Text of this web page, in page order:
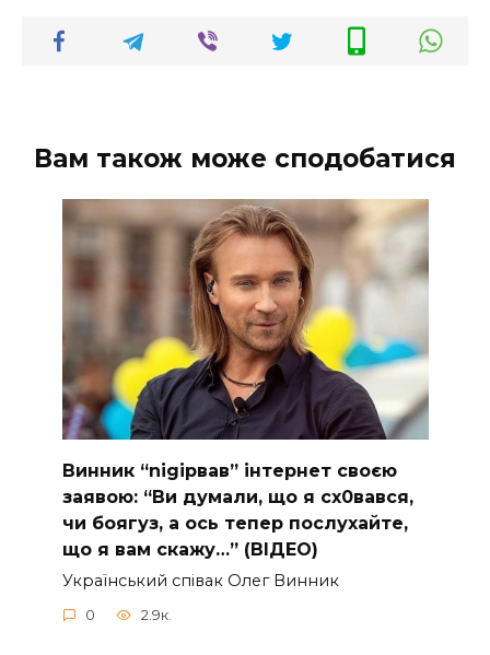
Вам також може сподобатися
Винник “nіgірвав” інтернет своєю
заявою: “Ви думали, що я сх0вався,
чи боягуз, а ось тепер послухайте,
що я вам скажу…” (ВІДЕО)
Укpaїнcький cпiвaк Oлeг Винник
0 2.9к.